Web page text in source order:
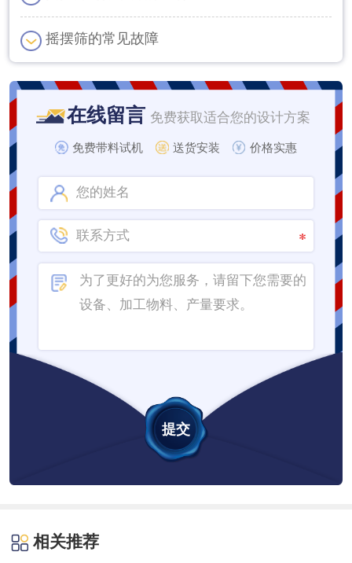
摇摆筛的常见故障
在线留言 免费获取适合您的设计方案
免费带料试机 送货安装 价格实惠
相关推荐